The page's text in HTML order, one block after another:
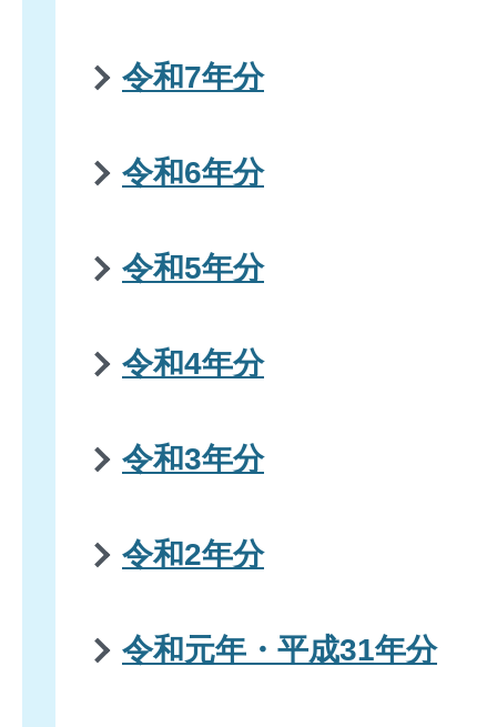
令和7年分
令和6年分
令和5年分
令和4年分
令和3年分
令和2年分
令和元年・平成31年分